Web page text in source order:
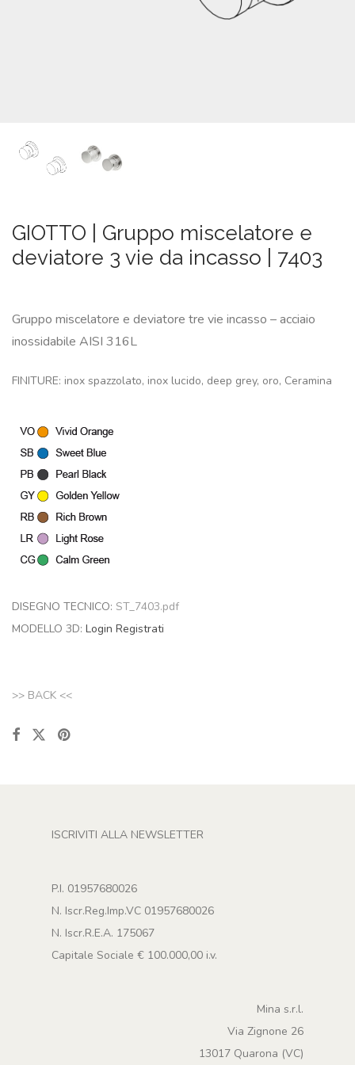
GIOTTO | Gruppo miscelatore e
deviatore 3 vie da incasso | 7403
Gruppo miscelatore e deviatore tre vie incasso – acciaio
inossidabile AISI 316L
FINITURE: inox spazzolato, inox lucido, deep grey, oro, Ceramina
DISEGNO TECNICO: ST_7403.pdf
MODELLO 3D: Login Registrati
>> BACK <<
ISCRIVITI ALLA NEWSLETTER
P.I. 01957680026
N. Iscr.Reg.Imp.VC 01957680026
N. Iscr.R.E.A. 175067
Capitale Sociale € 100.000,00 i.v.
Mina s.r.l.
Via Zignone 26
13017 Quarona (VC)
CERCA